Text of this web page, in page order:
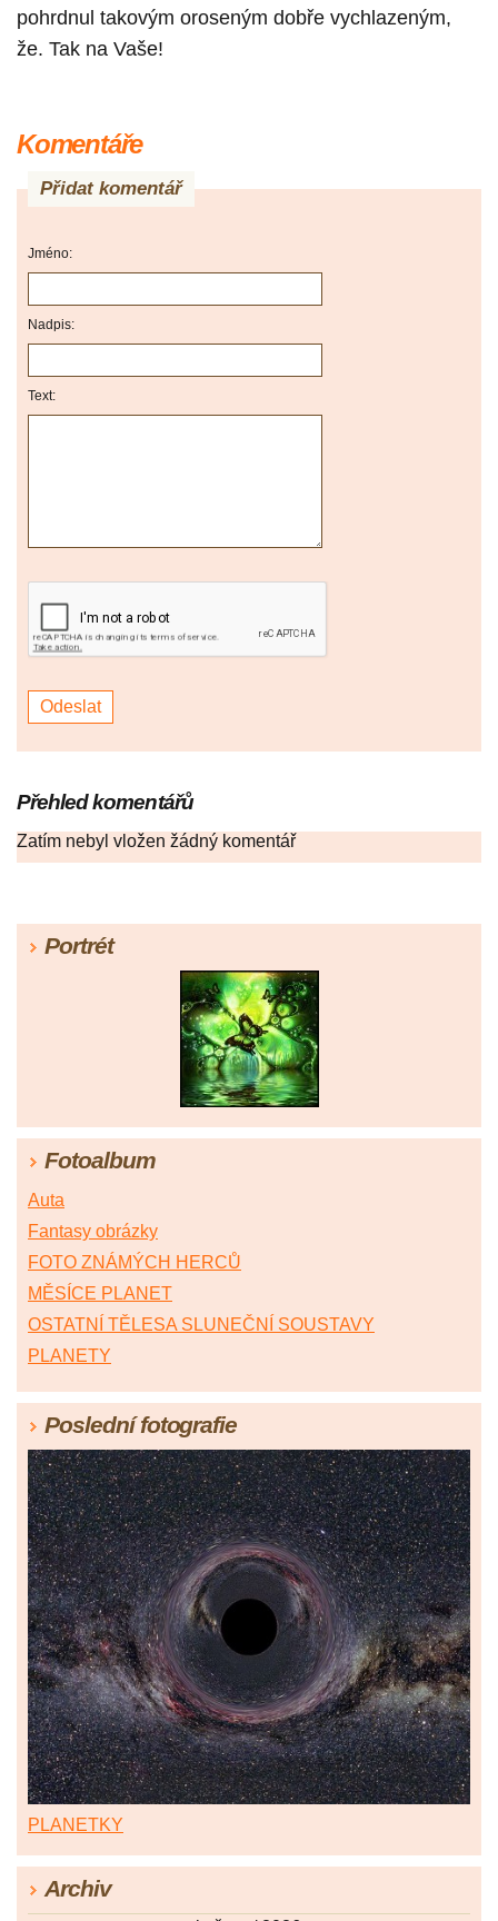
pohrdnul takovým oroseným dobře vychlazeným,
že. Tak na Vaše!
Komentáře
Přidat komentář
Jméno:
Nadpis:
Text:
Přehled komentářů
Zatím nebyl vložen žádný komentář
Portrét
Fotoalbum
Auta
Fantasy obrázky
FOTO ZNÁMÝCH HERCŮ
MĚSÍCE PLANET
OSTATNÍ TĚLESA SLUNEČNÍ SOUSTAVY
PLANETY
Poslední fotografie
PLANETKY
Archiv